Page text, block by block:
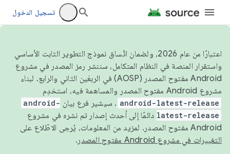
تسجيل الدخول
اعتبارًا من عام 2026، ولضمان اتّساق نموذج التطوير الثابت الأساسي
واستقرار المنصة في النظام المتكامل، سننشر رمز المصدر في مشروع
Android مفتوح المصدر (AOSP) في الربعَين الثاني والرابع. لبناء
مشروع Android مفتوح المصدر والمساهمة فيه، استخدِم
android-latest-release . سيشير فرع بيان android-
latest-release دائمًا إلى أحدث إصدار تم نشره في مشروع
Android مفتوح المصدر. لمزيد من المعلومات، يُرجى الاطّلاع على
التغييرات في مشروع Android مفتوح المصدر
.